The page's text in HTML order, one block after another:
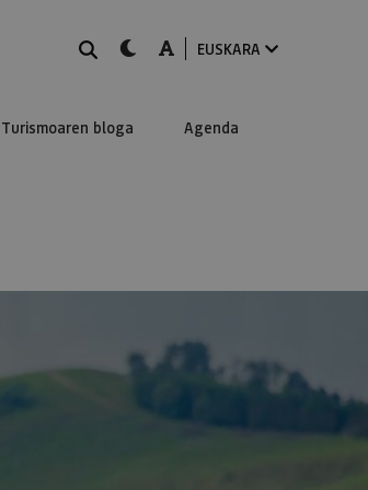
BILATUdark-mode
A-modeEUSKARA
bloga Agenda